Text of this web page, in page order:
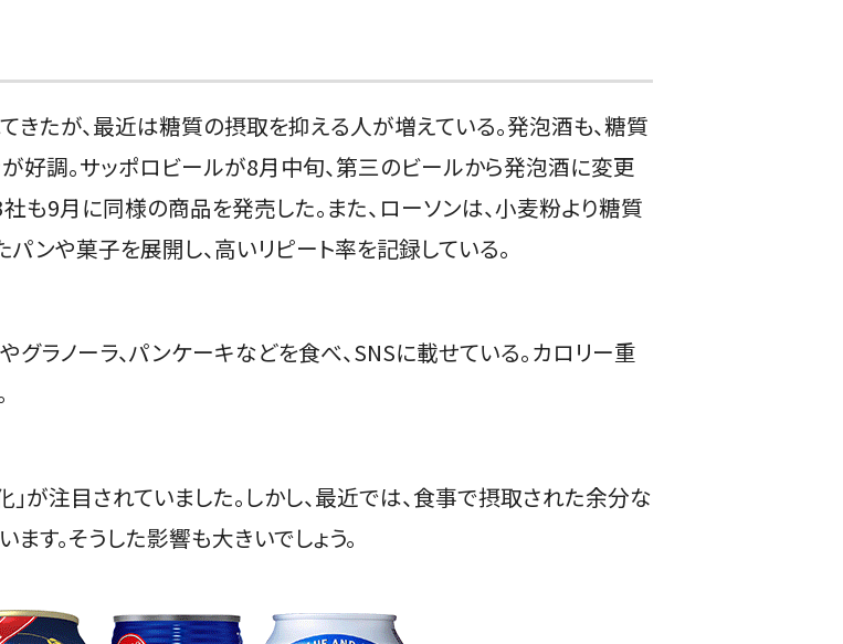
きたが、最近は糖質の摂取を抑える人が増えている。発泡酒も、糖質
好調。サッポロビールが8月中旬、第三のビールから発泡酒に変更
も9月に同様の商品を発売した。また、ローソンは、小麦粉より糖質
ンや菓子を展開し、高いリピート率を記録している。
ラノーラ、パンケーキなどを食べ、SNSに載せている。カロリー重
が注目されていました。しかし、最近では、食事で摂取された余分な
す。そうした影響も大きいでしょう。